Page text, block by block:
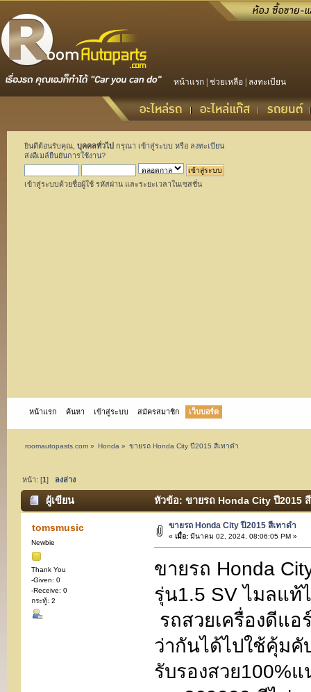
หน้าแรก ช่วยเหลือ ลงทะเบียน
ยินดีต้อนรับคุณ, บุคคลทั่วไป กรุณา เข้าสู่ระบบ หรือ ลงทะเบียน
ส่งอีเมล์ยืนยันการใช้งาน?
เข้าสู่ระบบด้วยชื่อผู้ใช้ รหัสผ่าน และระยะเวลาในเซสชั่น
หน้าแรก ค้นหา เข้าสู่ระบบ สมัครสมาชิก เว็บบอร์ด
roomautopasts.com» Honda » ขายรถ Honda City ปี2015 สีเทาดำ
หน้า: [1] ลงล่าง
ผู้เขียน หัวข้อ: ขายรถ Honda City ปี2015
tomsmusic
Newbie
Thank You
-Given: 0
-Receive: 0
กระทู้: 2
ขายรถ Honda City ปี2015 สีเทาดำ
« เมื่อ:มีนาคม 02, 2024, 08:06:05 PM »
ขายรถ Honda
รุ่น1.5 SV ไมลแท้
รถสวยเครื่องดีแ
ว่ากันได้ไปใช้คุ้มคั
รับรองสวย100%